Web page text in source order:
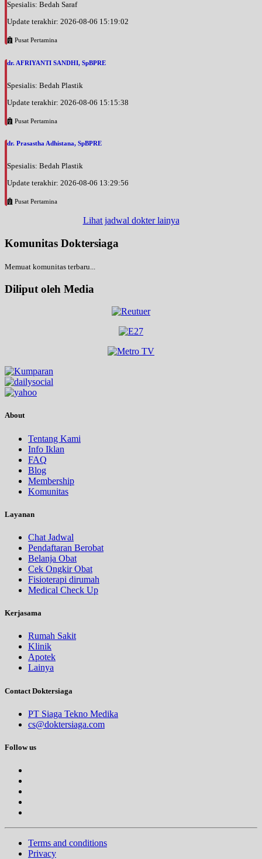
Spesialis: Bedah Saraf
Update terakhir: 2026-08-06 15:19:02
Pusat Pertamina
dr. AFRIYANTI SANDHI, SpBPRE
Spesialis: Bedah Plastik
Update terakhir: 2026-08-06 15:15:38
Pusat Pertamina
dr. Prasastha Adhistana, SpBPRE
Spesialis: Bedah Plastik
Update terakhir: 2026-08-06 13:29:56
Pusat Pertamina
Lihat jadwal dokter lainya
Komunitas Doktersiaga
Memuat komunitas terbaru...
Diliput oleh Media
About
Tentang Kami
Info Iklan
FAQ
Blog
Membership
Komunitas
Layanan
Chat Jadwal
Pendaftaran Berobat
Belanja Obat
Cek Ongkir Obat
Fisioterapi dirumah
Medical Check Up
Kerjasama
Rumah Sakit
Klinik
Apotek
Lainya
Contact Doktersiaga
PT Siaga Tekno Medika
cs@doktersiaga.com
Follow us
Terms and conditions
Privacy